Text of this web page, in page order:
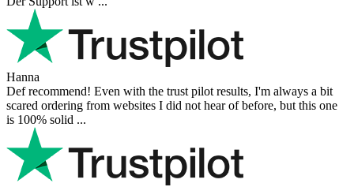
Hanna
Def recommend! Even with the trust pilot results, I'm always a bit
scared ordering from websites I did not hear of before, but this one
is 100% solid ...